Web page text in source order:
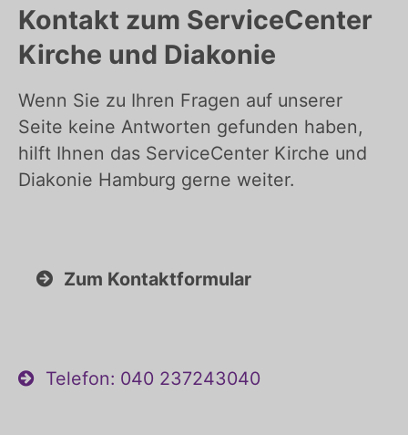
Kontakt zum ServiceCenter
Kirche und Diakonie
Wenn Sie zu Ihren Fragen auf unserer
Seite keine Antworten gefunden haben,
hilft Ihnen das ServiceCenter Kirche und
Diakonie Hamburg gerne weiter.
Zum Kontaktformular
Telefon: 040 237243040